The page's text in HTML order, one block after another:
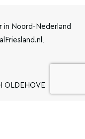
in Noord-Nederland
OLDEHOVE